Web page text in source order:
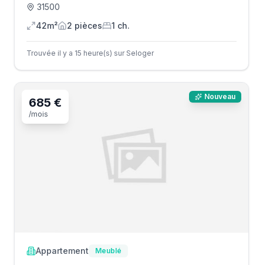
31500
42m²
2 pièces 1 ch.
Trouvée il y a 15 heure(s) sur Seloger
685 €
/mois
Nouveau
Appartement Meublé